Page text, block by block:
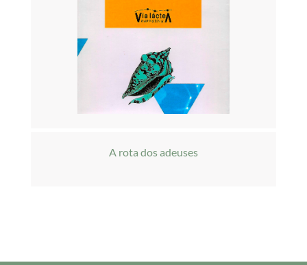
A rota dos adeuses